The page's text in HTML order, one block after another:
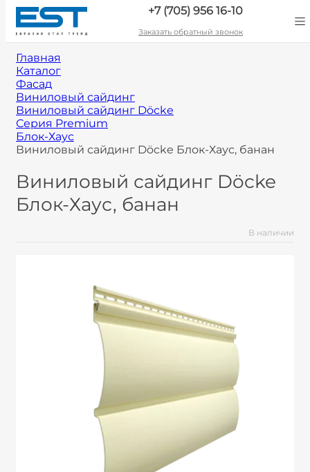
+7 (705) 956 16-10
Заказать обратный звонок
Главная
Каталог
Фасад
Виниловый сайдинг
Виниловый сайдинг Döcke
Серия Premium
Блок-Хаус
Виниловый сайдинг Döcke Блок-Хаус, банан
Виниловый сайдинг Döcke
Блок-Хаус, банан
В наличии